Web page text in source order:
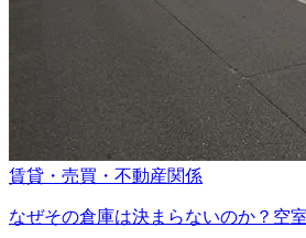
賃貸・売買・不動産関係
なぜその倉庫は決まらないのか？空